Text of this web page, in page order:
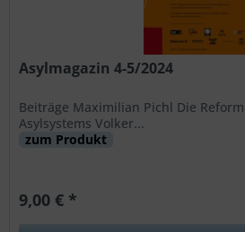
Asylmagazin 4-5/2024
Beiträge Maximilian Pichl Die
Asylsystems Volker...
zum Produkt
9,00 € *